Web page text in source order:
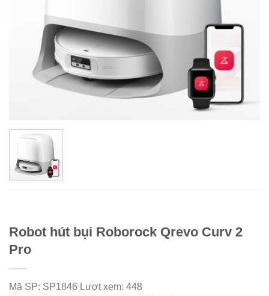
Robot hút bụi Roborock Qrevo Curv 2
Pro
Mã SP: SP1846 Lượt xem: 448